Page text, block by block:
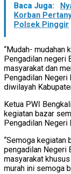
Baca Juga:
Korban
Polsek Pinggir
“Mudah- mudahan
Pengadilan negeri
masyarakat dan
Pengadilan Negeri
diwilayah
Ketua PWI
kegiatan bazar
Pengadilan Negeri
“Semoga kegiatan
pengadilan Negeri
masyarakat
murah ini semoga